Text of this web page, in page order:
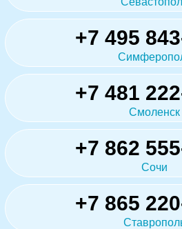
+7 495
+7 481
Смоленск
+7 862
Сочи
+7 865